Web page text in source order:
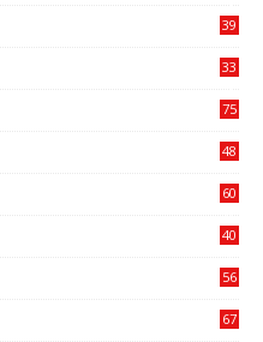
39
33
75
48
60
40
56
67